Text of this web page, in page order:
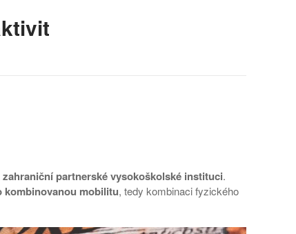
partnerské vysokoškolské instituci.
kombinovanou mobilitu, tedy kombinaci fyzického